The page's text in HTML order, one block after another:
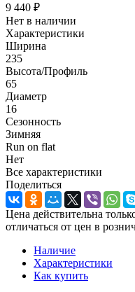
9 440 ₽
Нет в наличии
Характеристики
Ширина
235
Высота/Профиль
65
Диаметр
16
Сезонность
Зимняя
Run on flat
Нет
Все характеристики
Поделиться
Цена действительна
отличаться от цен в
Наличие
Характеристики
Как купить